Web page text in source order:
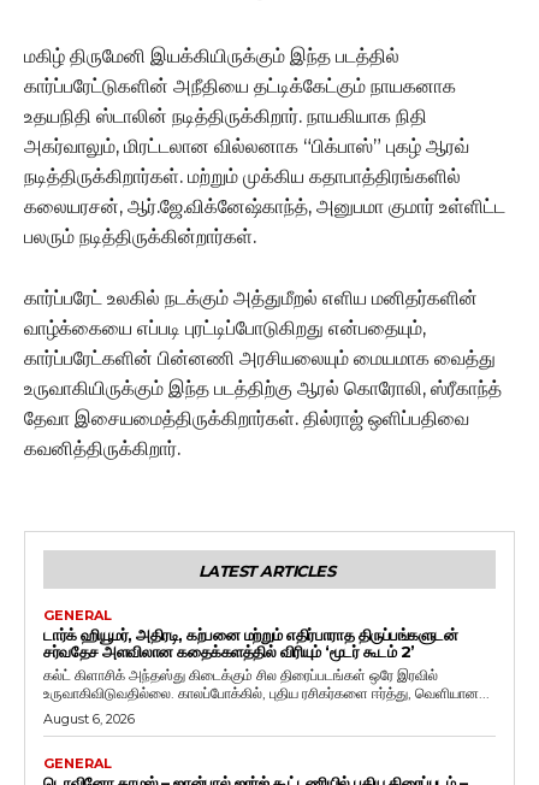
மகிழ் திருமேனி இயக்கியிருக்கும் இந்த படத்தில்
கார்ப்பரேட்டுகளின் அநீதியை தட்டிக்கேட்கும் நாயகனாக
உதயநிதி ஸ்டாலின் நடித்திருக்கிறார். நாயகியாக நிதி
அகர்வாலும், மிரட்டலான வில்லனாக “பிக்பாஸ்” புகழ் ஆரவ்
நடித்திருக்கிறார்கள். மற்றும் முக்கிய கதாபாத்திரங்களில்
கலையரசன், ஆர்.ஜே.விக்னேஷ்காந்த், அனுபமா குமார் உள்ளிட்ட
பலரும் நடித்திருக்கின்றார்கள்.
கார்ப்பரேட் உலகில் நடக்கும் அத்துமீறல் எளிய மனிதர்களின்
வாழ்க்கையை எப்படி புரட்டிப்போடுகிறது என்பதையும்,
கார்ப்பரேட்களின் பின்னணி அரசியலையும் மையமாக வைத்து
உருவாகியிருக்கும் இந்த படத்திற்கு ஆரல் கொரோலி, ஸ்ரீகாந்த்
தேவா இசையமைத்திருக்கிறார்கள். தில்ராஜ் ஒளிப்பதிவை
கவனித்திருக்கிறார்.
LATEST ARTICLES
GENERAL
டார்க் ஹியூமர், அதிரடி, கற்பனை மற்றும் எதிர்பாராத திருப்பங்களுடன்
சர்வதேச அளவிலான கதைக்களத்தில் விரியும் ‘மூடர் கூடம் 2’
கல்ட் கிளாசிக் அந்தஸ்து கிடைக்கும் சில திரைப்படங்கள் ஒரே இரவில்
உருவாகிவிடுவதில்லை. காலப்போக்கில், புதிய ரசிகர்களை ஈர்த்து, வெளியான...
August 6, 2026
GENERAL